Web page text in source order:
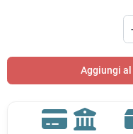
-
Aggiungi